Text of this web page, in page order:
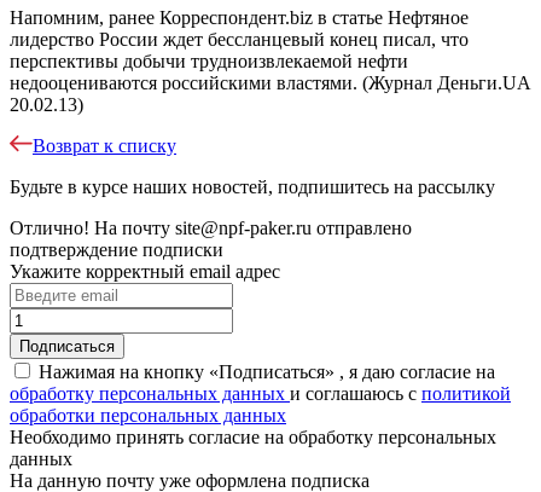
Напомним, ранее Корреспондент.biz в статье Нефтяное
лидерство России ждет бессланцевый конец писал, что
перспективы добычи трудноизвлекаемой нефти
недооцениваются российскими властями. (Журнал Деньги.UA
20.02.13)
Возврат к списку
Будьте в курсе наших новостей, подпишитесь на рассылку
Отлично! На почту site@npf-paker.ru отправлено
подтверждение подписки
Укажите корректный email адрес
Нажимая на кнопку «Подписаться» , я даю согласие на
обработку персональных данных и соглашаюсь c политикой
обработки персональных данных
Необходимо принять согласие на обработку персональных
данных
На данную почту уже оформлена подписка